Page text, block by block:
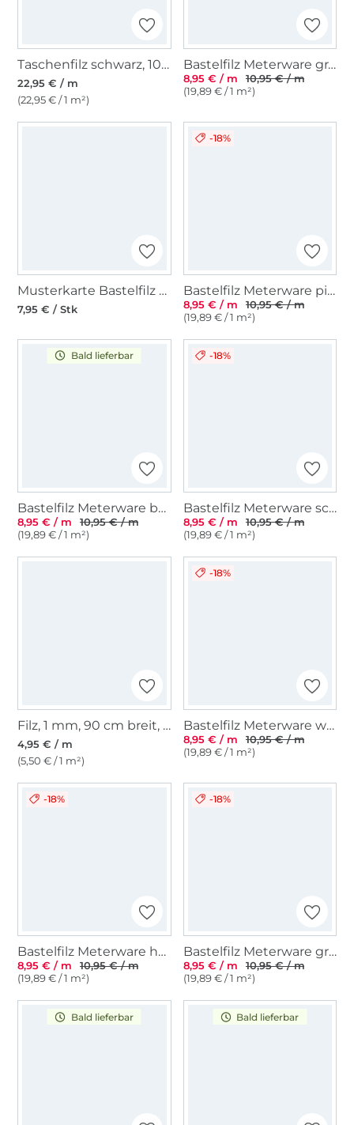
Taschenfilz schwarz, 100 cm breit
22,95 € / m
(22,95 € / 1 m²)
Bastelfilz Meterware grau
8,95 € / m
10,95 € / m
(19,89 € / 1 m²)
Musterkarte Bastelfilz Meterware
7,95 € / Stk
-18%
Bastelfilz Meterware pink
8,95 € / m
10,95 € / m
(19,89 € / 1 m²)
Bald lieferbar
Bastelfilz Meterware bordeaux
8,95 € / m
10,95 € / m
(19,89 € / 1 m²)
-18%
Bastelfilz Meterware schwarz
8,95 € / m
10,95 € / m
(19,89 € / 1 m²)
Filz, 1 mm, 90 cm breit, anthrazit
4,95 € / m
(5,50 € / 1 m²)
-18%
Bastelfilz Meterware wollweiss
8,95 € / m
10,95 € / m
(19,89 € / 1 m²)
-18%
Bastelfilz Meterware hellgrün
8,95 € / m
10,95 € / m
(19,89 € / 1 m²)
-18%
Bastelfilz Meterware grün
8,95 € / m
10,95 € / m
(19,89 € / 1 m²)
Bald lieferbar Bald lieferbar